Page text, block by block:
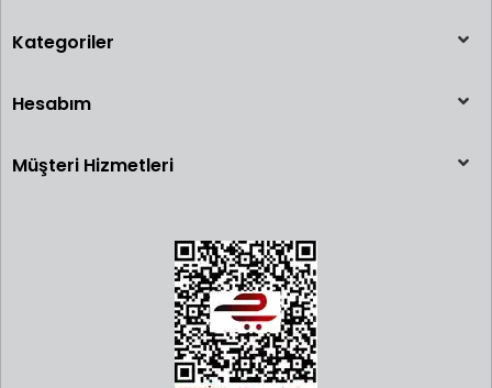
Kategoriler
Hesabım
Müşteri Hizmetleri